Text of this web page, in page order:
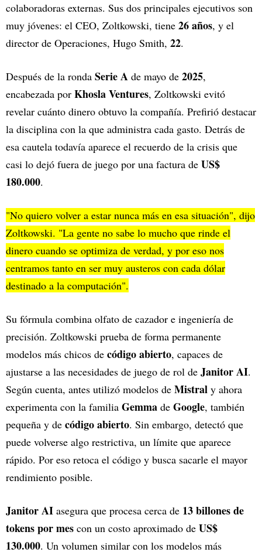
colaboradoras externas. Sus dos principales ejecutivos son
muy jóvenes: el CEO, Zoltkowski, tiene 26 años, y el
director de Operaciones, Hugo Smith, 22.
Después de la ronda Serie A de mayo de 2025,
encabezada por Khosla Ventures, Zoltkowski evitó
revelar cuánto dinero obtuvo la compañía. Prefirió destacar
la disciplina con la que administra cada gasto. Detrás de
esa cautela todavía aparece el recuerdo de la crisis que
casi lo dejó fuera de juego por una factura de US$
180.000.
"No quiero volver a estar nunca más en esa situación", dijo
Zoltkowski. "La gente no sabe lo mucho que rinde el
dinero cuando se optimiza de verdad, y por eso nos
centramos tanto en ser muy austeros con cada dólar
destinado a la computación".
Su fórmula combina olfato de cazador e ingeniería de
precisión. Zoltkowski prueba de forma permanente
modelos más chicos de código abierto, capaces de
ajustarse a las necesidades de juego de rol de Janitor AI.
Según cuenta, antes utilizó modelos de Mistral y ahora
experimenta con la familia Gemma de Google, también
pequeña y de código abierto. Sin embargo, detectó que
puede volverse algo restrictiva, un límite que aparece
rápido. Por eso retoca el código y busca sacarle el mayor
rendimiento posible.
Janitor AI asegura que procesa cerca de 13 billones de
tokens por mes con un costo aproximado de US$
130.000. Un volumen similar con los modelos más